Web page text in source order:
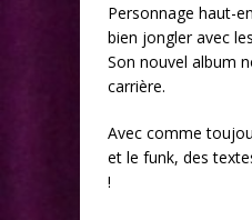
Personnage haut-
bien jongler avec
Son nouvel album
carrière.
Avec comme
et le funk, des
!